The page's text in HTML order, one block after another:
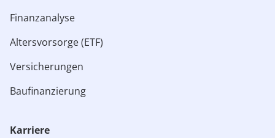
Finanzanalyse
Altersvorsorge (ETF)
Versicherungen
Baufinanzierung
Karriere